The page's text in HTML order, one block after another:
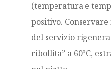
(temperatura e
positivo.
del servizio
ribollita” a 60ºC,